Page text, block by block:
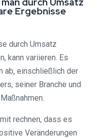
Ergebnisse
durch Umsatz
kann variieren. Es
ab, einschließlich der
seiner Branche und
rechnen, dass es
Veränderungen